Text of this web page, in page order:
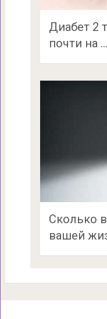
Диабет 2
почти на …
Сколько
вашей